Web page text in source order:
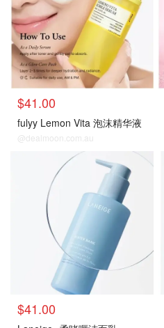
$41.00
fulyy Lemon Vita 泡沫精华液
@dealmoon.com.au
$41.00